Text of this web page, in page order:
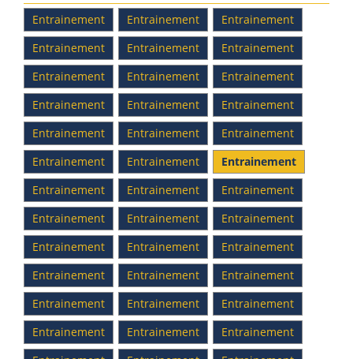
Entrainement Entrainement
Entrainement
Entrainement
Entrainement
Entrainement
Entrainement
Entrainement
Entrainement
Entrainement
Entrainement
Entrainement
Entrainement
Entrainement
Entrainement
Entrainement
Entrainement
Entrainement
Entrainement
Entrainement
Entrainement
Entrainement
Entrainement
Entrainement
Entrainement
Entrainement
Entrainement
Entrainement
Entrainement
Entrainement
Entrainement
Entrainement
Entrainement
Entrainement
Entrainement
Entrainement